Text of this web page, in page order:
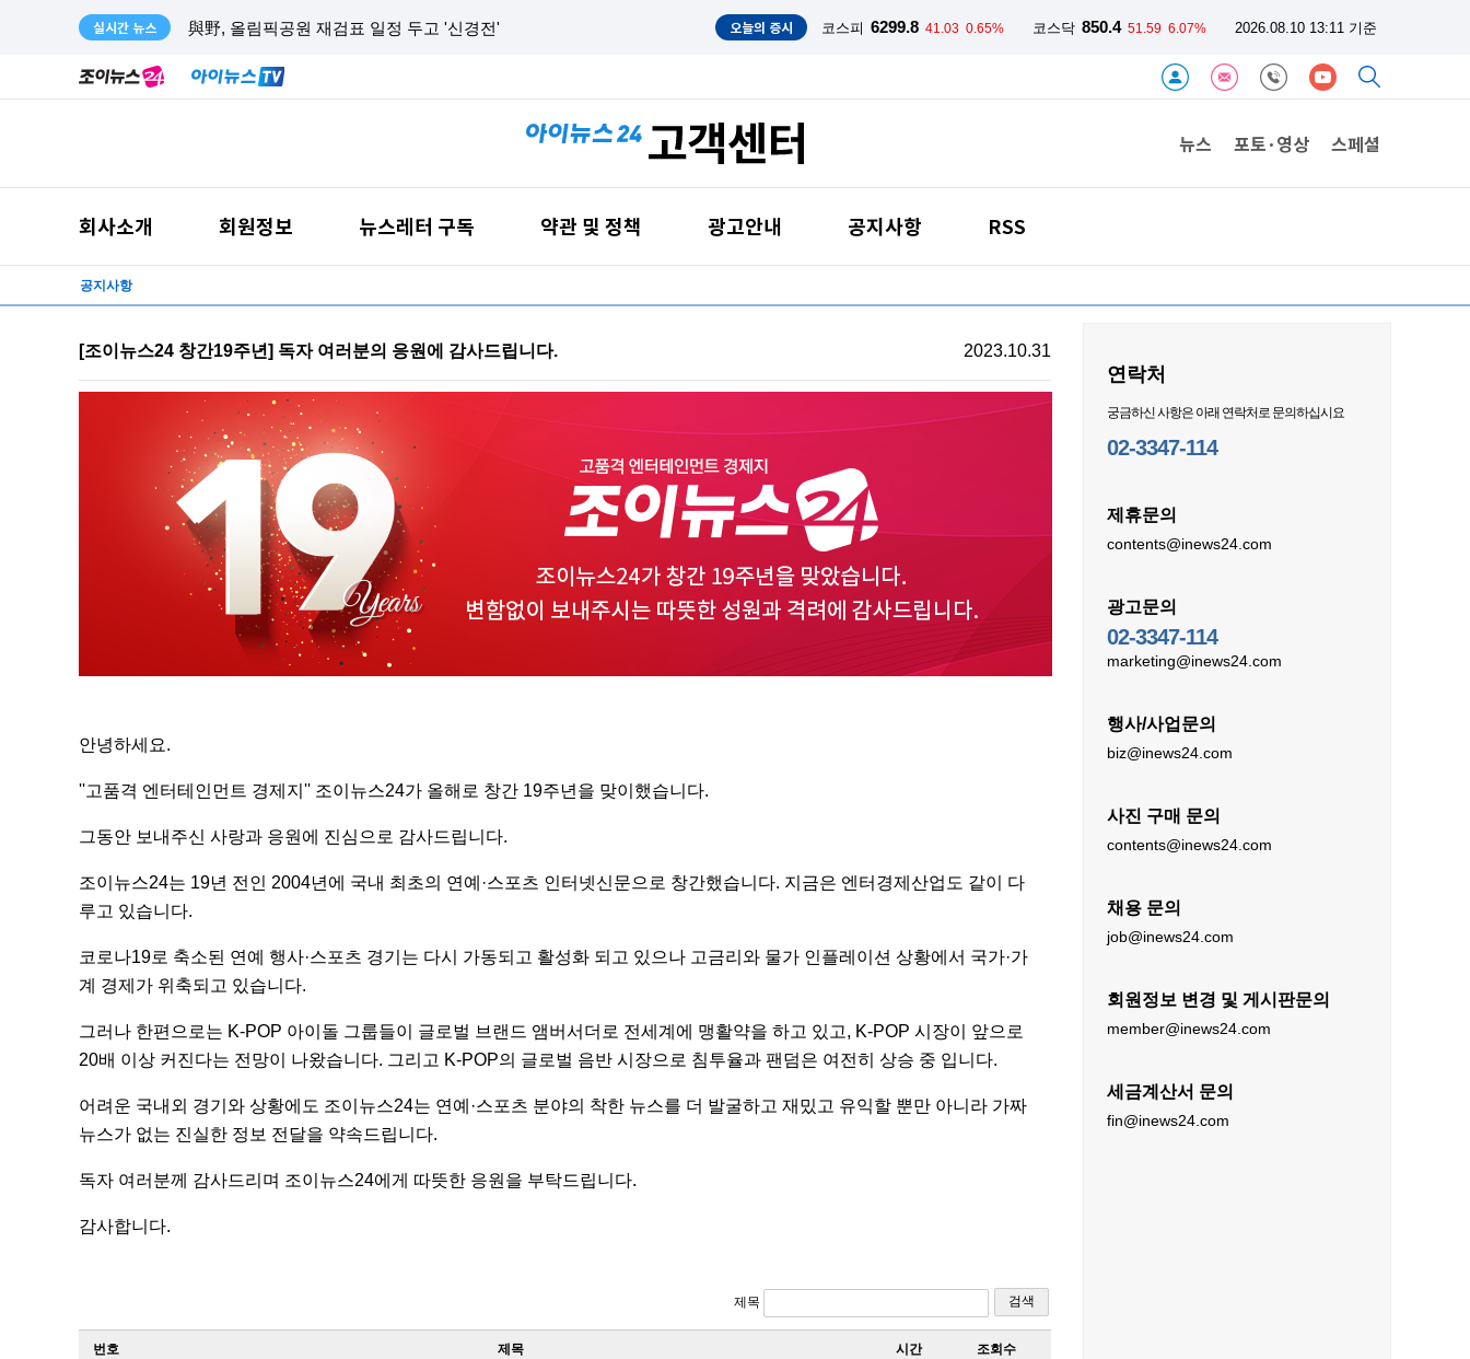
실시간 뉴스 코스닥, 올 18번째 '매수 사이드카'⋯6%대 강세(종합) 오늘의 증시 코스피 6299.8 41.03 0.65% 코스닥 850.4 51.59 6.07% 2026.08.10 13:11 기준
뉴스 포토·영상 스페셜
회사소개 회원정보 뉴스레터 구독 약관 및 정책 광고안내 공지사항 RSS
공지사항
[조이뉴스24 창간19주년] 독자 여러분의 응원에 감사드립니다. 2023.10.31
안녕하세요.
''고품격 엔터테인먼트 경제지'' 조이뉴스24가 올해로 창간 19주년을 맞이했습니다.
그동안 보내주신 사랑과 응원에 진심으로 감사드립니다.
조이뉴스24는 19년 전인 2004년에 국내 최초의 연예·스포츠 인터넷신문으로 창간했습니다. 지금은 엔터경제산업도 같이 다
루고 있습니다.
코로나19로 축소된 연예 행사·스포츠 경기는 다시 가동되고 활성화 되고 있으나 고금리와 물가 인플레이션 상황에서 국가·가
계 경제가 위축되고 있습니다.
그러나 한편으로는 K-POP 아이돌 그룹들이 글로벌 브랜드 앰버서더로 전세계에 맹활약을 하고 있고, K-POP 시장이 앞으로
20배 이상 커진다는 전망이 나왔습니다. 그리고 K-POP의 글로벌 음반 시장으로 침투율과 팬덤은 여전히 상승 중 입니다.
어려운 국내외 경기와 상황에도 조이뉴스24는 연예·스포츠 분야의 착한 뉴스를 더 발굴하고 재밌고 유익할 뿐만 아니라 가짜
뉴스가 없는 진실한 정보 전달을 약속드립니다.
독자 여러분께 감사드리며 조이뉴스24에게 따뜻한 응원을 부탁드립니다.
감사합니다.
제목 검색
번호 제목 시간 조회수
연락처
궁금하신 사항은 아래 연락처로 문의하십시요
02-3347-114
제휴문의
contents@inews24.com
광고문의
02-3347-114
marketing@inews24.com
행사/사업문의
biz@inews24.com
사진 구매 문의
contents@inews24.com
채용 문의
job@inews24.com
회원정보 변경 및 게시판문의
member@inews24.com
세금계산서 문의
fin@inews24.com